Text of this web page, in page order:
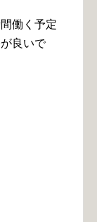
働く予定
良いで